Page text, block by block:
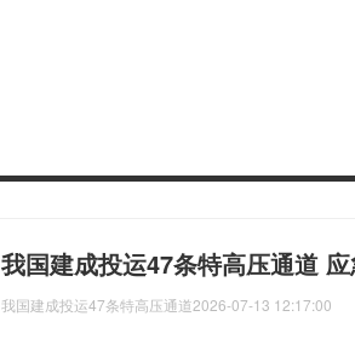
我国建成投运47条特高压通道
我国建成投运47条特高压通道2026-07-13 12:17:00